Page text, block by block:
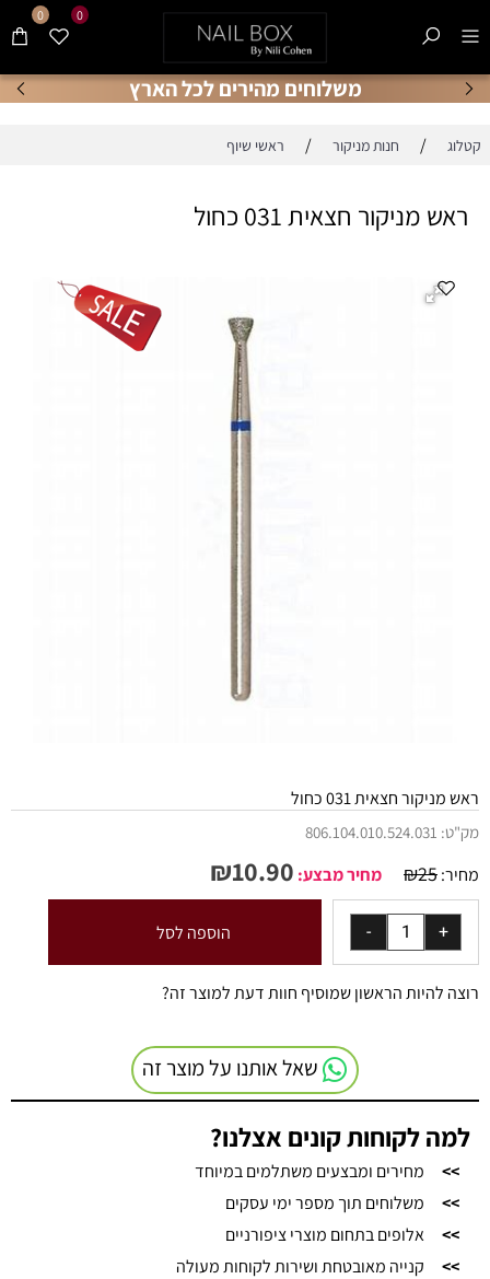
משלוחים מהירים לכל הארץ
0 0
קטלוג / חנות מניקור / ראשי שיוף
ראש מניקור חצאית 031 כחול
ראש מניקור חצאית 031 כחול
מק"ט: 806.104.010.524.031
מחיר: ₪25 מחיר מבצע: ₪10.90
הוספה לסל
רוצה להיות הראשון שמוסיף חוות דעת למוצר זה?
שאל אותנו על מוצר זה
למה לקוחות קונים אצלנו?
>>
מחירים ומבצעים משתלמים במיוחד
>>
משלוחים תוך מספר ימי עסקים
>>
אלופים בתחום מוצרי ציפורניים
>>
קנייה מאובטחת ושירות לקוחות מעולה